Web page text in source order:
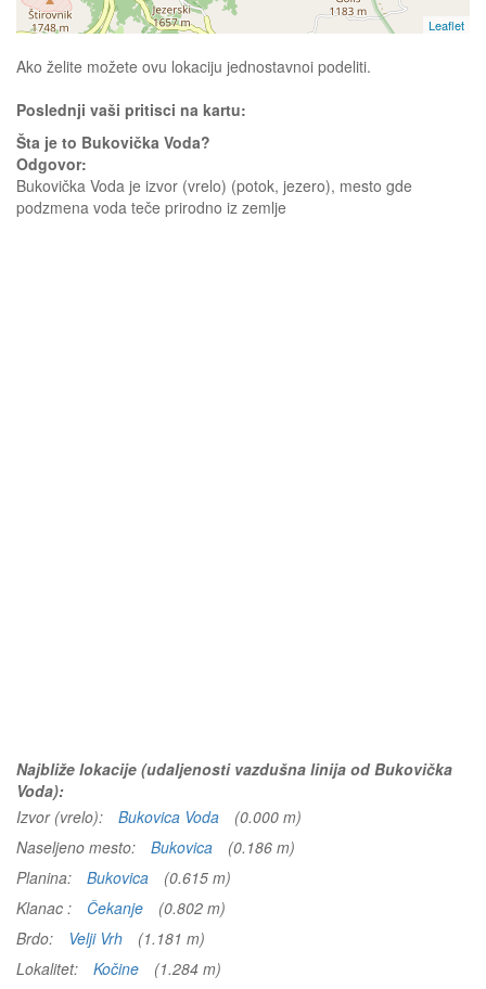
Leaflet
Ako želite možete ovu lokaciju jednostavnoi podeliti.
Poslednji vaši pritisci na kartu:
Šta je to Bukovička Voda?
Odgovor:
Bukovička Voda je izvor (vrelo) (potok, jezero), mesto gde
podzmena voda teče prirodno iz zemlje
Najbliže lokacije (udaljenosti vazdušna linija od Bukovička
Voda):
Izvor (vrelo):
Bukovica Voda
(0.000 m)
Naseljeno mesto:
Bukovica
(0.186 m)
Planina:
Bukovica
(0.615 m)
Klanac :
Čekanje
(0.802 m)
Brdo:
Velji Vrh
(1.181 m)
Lokalitet:
Kočine
(1.284 m)